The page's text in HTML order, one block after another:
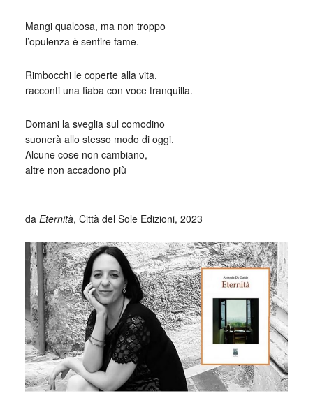
Mangi qualcosa, ma non troppo
l’opulenza è sentire fame.
Rimbocchi le coperte alla vita,
racconti una fiaba con voce tranquilla.
Domani la sveglia sul comodino
suonerà allo stesso modo di oggi.
Alcune cose non cambiano,
altre non accadono più
da Eternità, Città del Sole Edizioni, 2023